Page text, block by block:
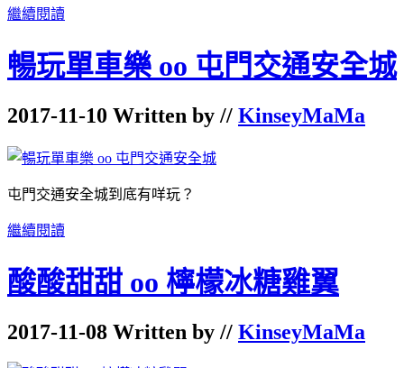
繼續閱讀
暢玩單車樂 oo 屯門交通安全城
2017-11-10 Written by // KinseyMaMa
屯門交通安全城到底有咩玩？
繼續閱讀
酸酸甜甜 oo 檸檬冰糖雞翼
2017-11-08 Written by // KinseyMaMa